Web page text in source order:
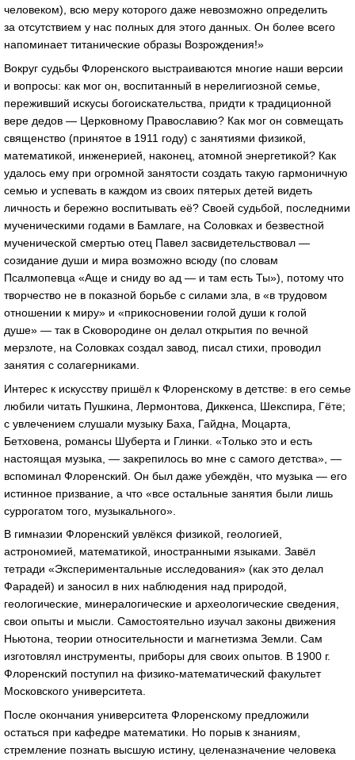
человеком), всю меру которого даже невозможно определить
за отсутствием у нас полных для этого данных. Он более всего
напоминает титанические образы Возрождения!»
Вокруг судьбы Флоренского выстраиваются многие наши версии
и вопросы: как мог он, воспитанный в нерелигиозной семье,
переживший искусы богоискательства, придти к традиционной
вере дедов — Церковному Православию? Как мог он совмещать
священство (принятое в 1911 году) с занятиями физикой,
математикой, инженерией, наконец, атомной энергетикой? Как
удалось ему при огромной занятости создать такую гармоничную
семью и успевать в каждом из своих пятерых детей видеть
личность и бережно воспитывать её? Своей судьбой, последними
мученическими годами в Бамлаге, на Соловках и безвестной
мученической смертью отец Павел засвидетельствовал —
созидание души и мира возможно всюду (по словам
Псалмопевца «Аще и сниду во ад — и там есть Ты»), потому что
творчество не в показной борьбе с силами зла, в «в трудовом
отношении к миру» и «прикосновении голой души к голой
душе» — так в Сковородине он делал открытия по вечной
мерзлоте, на Соловках создал завод, писал стихи, проводил
занятия с солагерниками.
Интерес к искусству пришёл к Флоренскому в детстве: в его семье
любили читать Пушкина, Лермонтова, Диккенса, Шекспира, Гёте;
с увлечением слушали музыку Баха, Гайдна, Моцарта,
Бетховена, романсы Шуберта и Глинки. «Только это и есть
настоящая музыка, — закрепилось во мне с самого детства», —
вспоминал Флоренский. Он был даже убеждён, что музыка — его
истинное призвание, а что «все остальные занятия были лишь
суррогатом того, музыкального».
В гимназии Флоренский увлёкся физикой, геологией,
астрономией, математикой, иностранными языками. Завёл
тетради «Экспериментальные исследования» (как это делал
Фарадей) и заносил в них наблюдения над природой,
геологические, минералогические и археологические сведения,
свои опыты и мысли. Самостоятельно изучал законы движения
Ньютона, теории относительности и магнетизма Земли. Сам
изготовлял инструменты, приборы для своих опытов. В 1900 г.
Флоренский поступил на физико-математический факультет
Московского университета.
После окончания университета Флоренскому предложили
остаться при кафедре математики. Но порыв к знаниям,
стремление познать высшую истину, целеназначение человека